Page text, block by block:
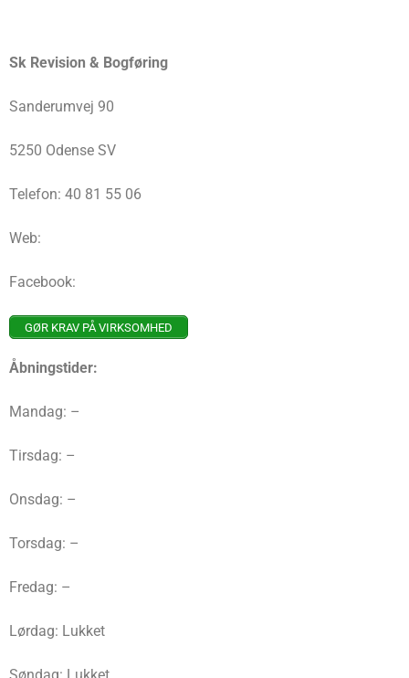
Sk Revision & Bogføring
Sanderumvej 90
5250 Odense SV
Telefon: 40 81 55 06
Web:
Facebook:
GØR KRAV PÅ VIRKSOMHED
Åbningstider:
Mandag: –
Tirsdag: –
Onsdag: –
Torsdag: –
Fredag: –
Lørdag: Lukket